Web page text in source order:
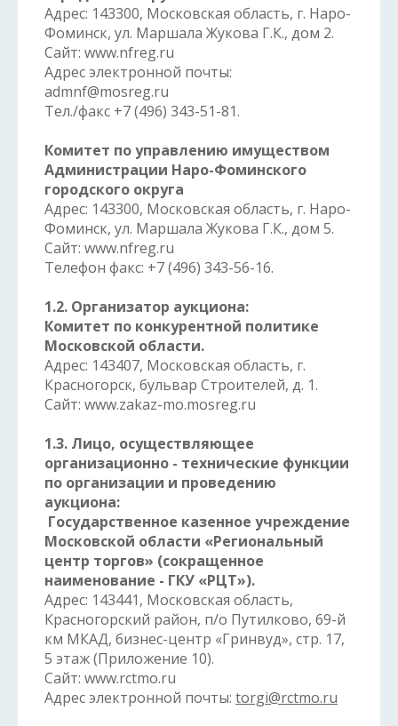
Адрес: 143300, Московская область, г. Наро-
Фоминск, ул. Маршала Жукова Г.К., дом 2.
Сайт: www.nfreg.ru
Адрес электронной почты:
admnf@mosreg.ru
Тел./факс +7 (496) 343-51-81.
Комитет по управлению имуществом
Администрации Наро-Фоминского
городского округа
Адрес: 143300, Московская область, г. Наро-
Фоминск, ул. Маршала Жукова Г.К., дом 5.
Сайт: www.nfreg.ru
Телефон факс: +7 (496) 343-56-16.
1.2. Организатор аукциона:
Комитет по конкурентной политике
Московской области.
Адрес: 143407, Московская область, г.
Красногорск, бульвар Строителей, д. 1.
Сайт: www.zakaz-mo.mosreg.ru
1.3. Лицо, осуществляющее
организационно - технические функции
по организации и проведению
аукциона:
Государственное казенное учреждение
Московской области «Региональный
центр торгов» (сокращенное
наименование - ГКУ «РЦТ»).
Адрес: 143441, Московская область,
Красногорский район, п/о Путилково, 69-й
км МКАД, бизнес-центр «Гринвуд», стр. 17,
5 этаж (Приложение 10).
Сайт: www.rctmo.ru
Адрес электронной почты: torgi@rctmo.ru